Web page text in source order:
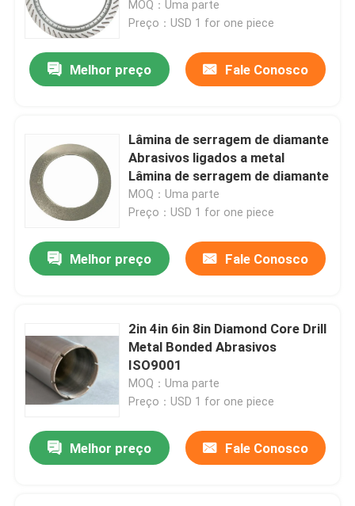
MOQ：Uma parte
Preço：USD 1 for one piece
Melhor preço Fale Conosco
Lâmina de serragem de diamante
Abrasivos ligados a metal
Lâmina de serragem de diamante
MOQ：Uma parte
Preço：USD 1 for one piece
Melhor preço Fale Conosco
2in 4in 6in 8in Diamond Core Drill
Metal Bonded Abrasivos
ISO9001
MOQ：Uma parte
Preço：USD 1 for one piece
Melhor preço Fale Conosco